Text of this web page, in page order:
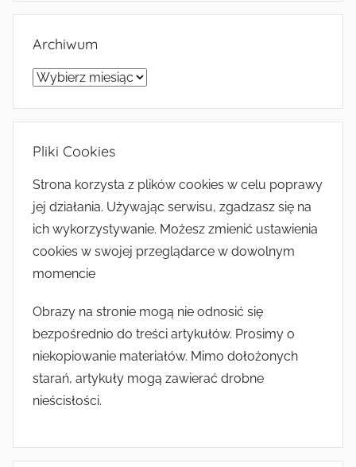
Archiwum
Archiwum
Pliki Cookies
Strona korzysta z plików cookies w celu poprawy
jej działania. Używając serwisu, zgadzasz się na
ich wykorzystywanie. Możesz zmienić ustawienia
cookies w swojej przeglądarce w dowolnym
momencie
Obrazy na stronie mogą nie odnosić się
bezpośrednio do treści artykułów. Prosimy o
niekopiowanie materiałów. Mimo dołożonych
starań, artykuły mogą zawierać drobne
nieścisłości.